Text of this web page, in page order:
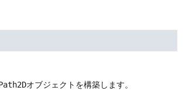
オブジェクトを構築します。